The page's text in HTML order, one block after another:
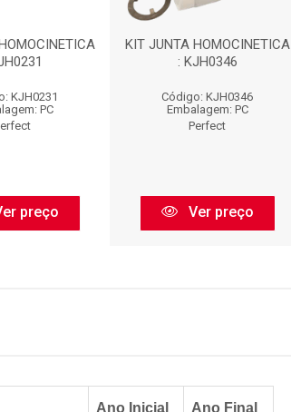
KJH0231
PC
preço
KIT JUNTA HOMOCINETICA
: KJH0346
Código: KJH0346
Embalagem: PC
Perfect
Ver preço
Ano Inicial Ano Final